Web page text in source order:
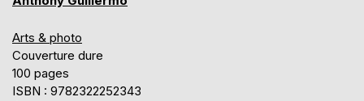
Arts & photo
Couverture dure
100 pages
ISBN : 9782322252343